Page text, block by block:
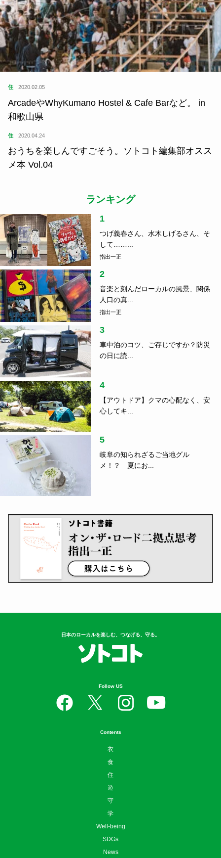
住 2020.02.05
ArcadeやWhyKumano Hostel & Cafe Barなど。 in
和歌山県
住 2020.04.24
おうちを楽しんですごそう。ソトコト編集部オスス
メ本 Vol.04
ランキング
1
つげ義春さん、水木しげるさん、そ
して……...
指出一正
2
音楽と刻んだローカルの風景、関係
人口の真...
指出一正
3
車中泊のコツ、ご存じですか？防災
の日に読...
4
【アウトドア】クマの心配なく、安
心してキ...
5
岐阜の知られざるご当地グル
メ！？ 夏にお...
日本のローカルを楽しむ、つなげる、守る。
Follow US
Contents
衣
食
住
遊
守
学
Well-being
SDGs
News